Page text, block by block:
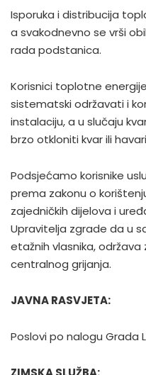
Isporuka i distribucija
a svakodnevno se vrši
rada podstanica.
Korisnici toplotne
sistematski održavati i
instalaciju, a u slučaju
brzo otkloniti kvar ili
Podsjećamo korisnike
prema zakonu o
zajedničkih dijelova i
Upravitelja zgrade da u
etažnih vlasnika,
centralnog grijanja.
JAVNA RASVJETA:
Poslovi po nalogu Grada